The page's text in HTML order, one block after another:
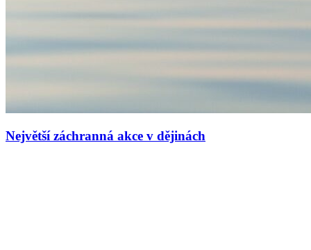
Největší záchranná akce v dějinách